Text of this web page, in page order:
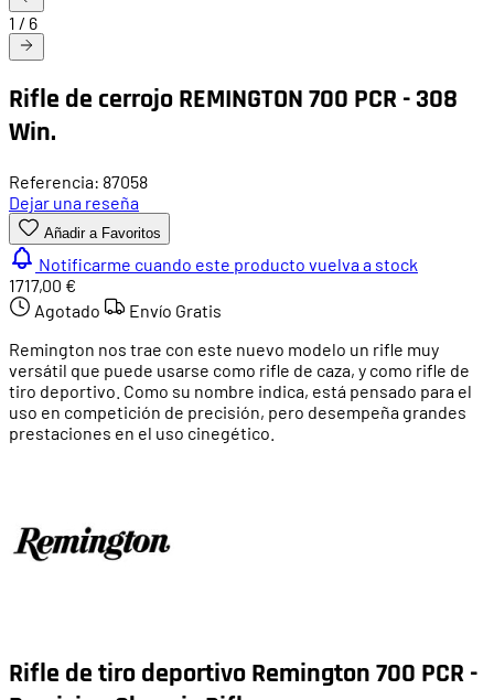
1 / 6
Rifle de cerrojo REMINGTON 700 PCR - 308
Win.
Referencia: 87058
Dejar una reseña
Añadir a Favoritos
Notificarme cuando este producto vuelva a stock
1717,00 €
Agotado
Envío Gratis
Remington nos trae con este nuevo modelo un rifle muy
versátil que puede usarse como rifle de caza, y como rifle de
tiro deportivo. Como su nombre indica, está pensado para el
uso en competición de precisión, pero desempeña grandes
prestaciones en el uso cinegético.
Rifle de tiro deportivo Remington 700 PCR -